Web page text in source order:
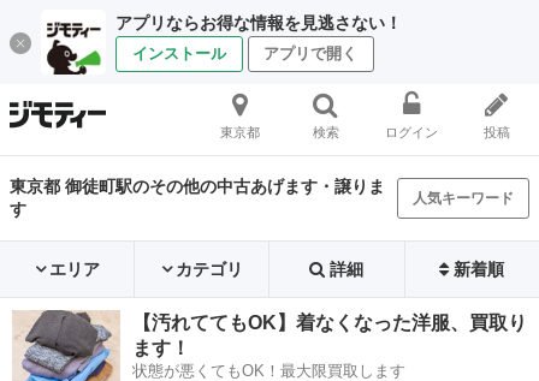
アプリならお得な情報を見逃さない！
インストール アプリで開く
東京都 検索 ログイン 投稿
東京都 御徒町駅のその他の中古あげます・譲りま
す
人気キーワード
エリア カテゴリ 詳細 新着順
【汚れててもOK】着なくなった洋服、買取り
ます！
状態が悪くてもOK！最大限買取します